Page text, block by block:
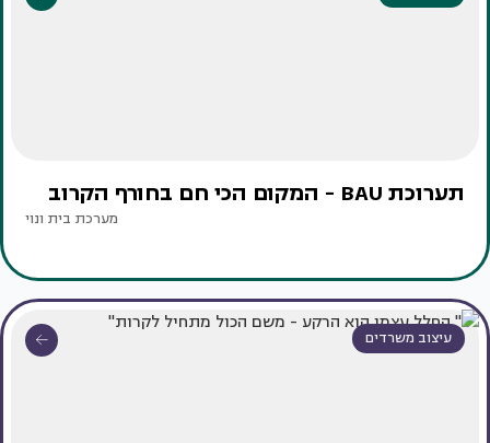
תערוכת BAU - המקום הכי חם בחורף הקרוב
מערכת בית ונוי
עיצוב משרדים